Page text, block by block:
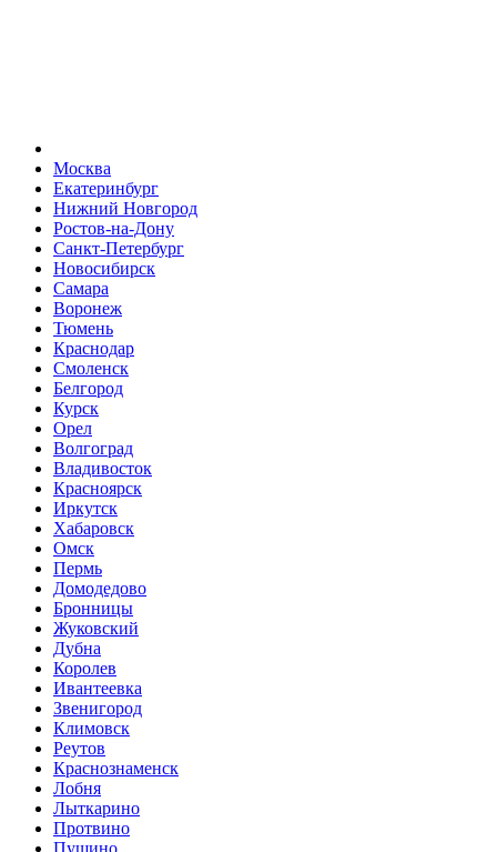
Москва
Екатеринбург
Нижний Новгород
Ростов-на-Дону
Санкт-Петербург
Новосибирск
Самара
Воронеж
Тюмень
Краснодар
Смоленск
Белгород
Курск
Орел
Волгоград
Владивосток
Красноярск
Иркутск
Хабаровск
Омск
Пермь
Домодедово
Бронницы
Жуковский
Дубна
Королев
Ивантеевка
Звенигород
Климовск
Реутов
Краснознаменск
Лобня
Лыткарино
Протвино
Пущино